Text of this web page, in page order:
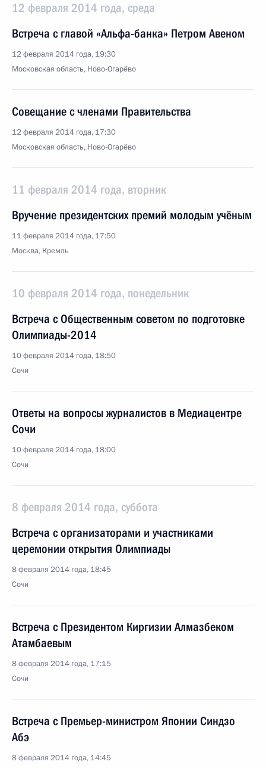
12 февраля 2014 года, среда
Встреча с главой «Альфа-банка» Петром Авеном
12 февраля 2014 года, 19:30
Московская область, Ново-Огарёво
Совещание с членами Правительства
12 февраля 2014 года, 17:30
Московская область, Ново-Огарёво
11 февраля 2014 года, вторник
Вручение президентских премий молодым учёным
11 февраля 2014 года, 17:50
Москва, Кремль
10 февраля 2014 года, понедельник
Встреча с Общественным советом по подготовке
Олимпиады-2014
10 февраля 2014 года, 18:50
Сочи
Ответы на вопросы журналистов в Медиацентре
Сочи
10 февраля 2014 года, 18:00
Сочи
8 февраля 2014 года, суббота
Встреча с организаторами и участниками
церемонии открытия Олимпиады
8 февраля 2014 года, 18:45
Сочи
Встреча с Президентом Киргизии Алмазбеком
Атамбаевым
8 февраля 2014 года, 17:15
Сочи
Встреча с Премьер-министром Японии Синдзо
Абэ
8 февраля 2014 года, 14:45